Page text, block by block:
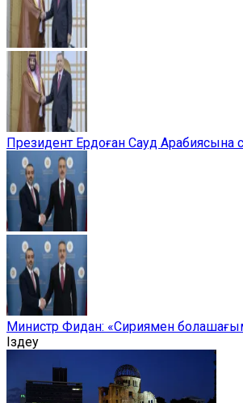
Президент Ердоған Сауд Арабиясына
Министр Фидан: «Сириямен
Іздеу